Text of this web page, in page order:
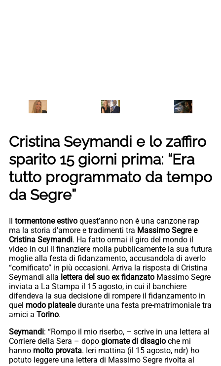
Cristina Seymandi e lo zaffiro
sparito 15 giorni prima: “Era
tutto programmato da tempo
da Segre”
tormentone estivo quest’anno non è una canzone rap
ma la storia d’amore e tradimenti tra Massimo Segre e
Cristina Seymandi. Ha fatto ormai il giro del mondo il
video in cui il finanziere molla pubblicamente la sua futura
moglie alla festa di fidanzamento, accusandola di averlo
“cornificato” in più occasioni. Arriva la risposta di Cristina
Seymandi alla lettera del suo ex fidanzato Massimo Segre
inviata a La Stampa il 15 agosto, in cui il banchiere
difendeva la sua decisione di rompere il fidanzamento in
quel modo platealedurante una festa pre-matrimoniale tra
amici a Torino.
Seymandi: “Rompo il mio riserbo, – scrive in una lettera al
Corriere della Sera – dopo giornate di disagio che mi
hanno molto provata. Ieri mattina (il 15 agosto, ndr) ho
potuto leggere una lettera di Massimo Segre rivolta al